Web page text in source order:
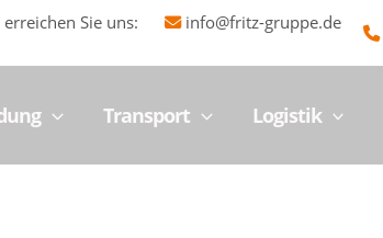
erreichen Sie uns: info@fritz-gruppe.de
Transport Logistik